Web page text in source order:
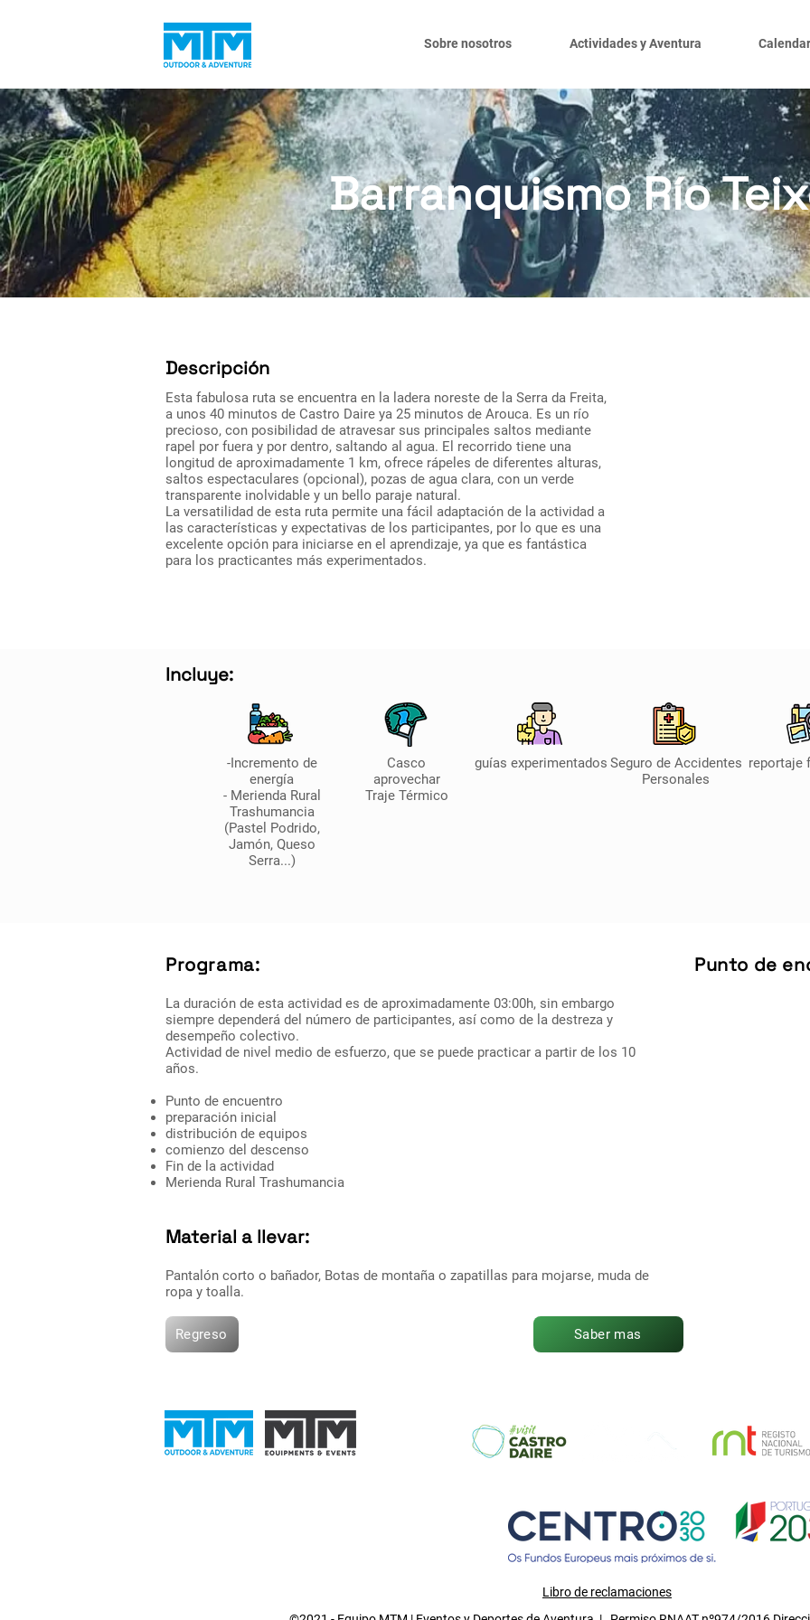
Sobre nosotros Actividades y Aventura
Barranquismo Río
Descripción
Esta fabulosa ruta se encuentra en la ladera noreste de la Serra da Freita,
a unos 40 minutos de Castro Daire ya 25 minutos de Arouca. Es un río
precioso, con posibilidad de atravesar sus principales saltos mediante
rapel por fuera y por dentro, saltando al agua. El recorrido tiene una
longitud de aproximadamente 1 km, ofrece rápeles de diferentes alturas,
saltos espectaculares (opcional), pozas de agua clara, con un verde
transparente inolvidable y un bello paraje natural.
La versatilidad de esta ruta permite una fácil adaptación de la actividad a
las características y expectativas de los participantes, por lo que es una
excelente opción para iniciarse en el aprendizaje, ya que es fantástica
para los practicantes más experimentados.
Incluye:
-Incremento de
energía
- Merienda Rural
Trashumancia
(Pastel Podrido,
Jamón, Queso
Serra...)
Casco
aprovechar
Traje Térmico
guías experimentados Seguro de Accidentes
Personales
reportaje
Programa:
La duración de esta actividad es de aproximadamente 03:00h, sin embargo
siempre dependerá del número de participantes, así como de la destreza y
desempeño colectivo.
Actividad de nivel medio de esfuerzo, que se puede practicar a partir de los 10
años.
Punto de encuentro
preparación inicial
distribución de equipos
comienzo del descenso
Fin de la actividad
Merienda Rural Trashumancia
Material a llevar:
Pantalón corto o bañador, Botas de montaña o zapatillas para mojarse, muda de
ropa y toalla.
Regreso Saber mas
Punto de
Libro de reclamaciones